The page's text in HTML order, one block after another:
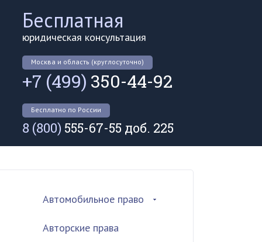
Бесплатная
юридическая консультация
Москва и область (круглосуточно)
+7 (499) 350-44-92
Бесплатно по России
8 (800) 555-67-55 доб. 225
Автомобильное право
Авторские права